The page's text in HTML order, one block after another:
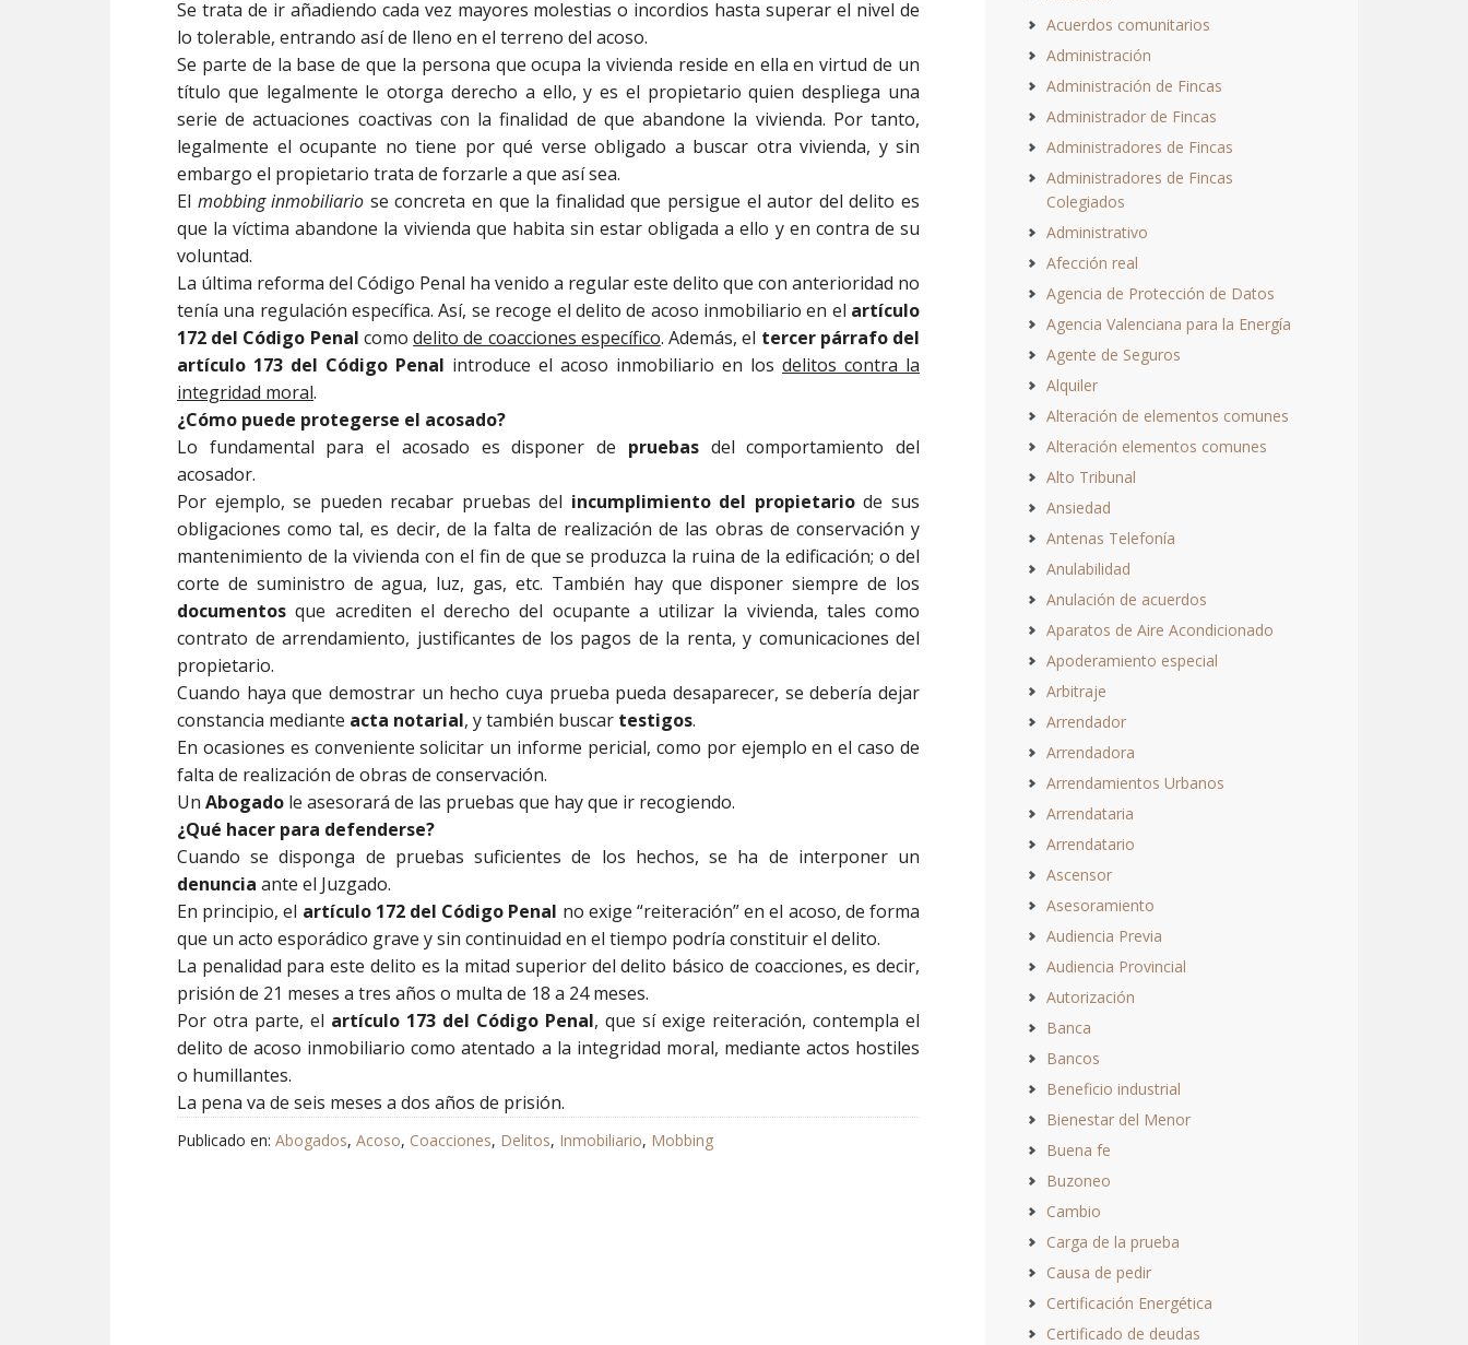
Se trata de ir añadiendo cada vez mayores molestias o incordios hasta superar el nivel de
lo tolerable, entrando así de lleno en el terreno del acoso.
Se parte de la base de que la persona que ocupa la vivienda reside en ella en virtud de un
título que legalmente le otorga derecho a ello, y es el propietario quien despliega una
serie de actuaciones coactivas con la finalidad de que abandone la vivienda. Por tanto,
legalmente el ocupante no tiene por qué verse obligado a buscar otra vivienda, y sin
embargo el propietario trata de forzarle a que así sea.
El mobbing inmobiliario se concreta en que la finalidad que persigue el autor del delito es
que la víctima abandone la vivienda que habita sin estar obligada a ello y en contra de su
voluntad.
La última reforma del Código Penal ha venido a regular este delito que con anterioridad no
tenía una regulación específica. Así, se recoge el delito de acoso inmobiliario en el artículo
172 del Código Penal comodelito de coacciones específico. Además, el tercer párrafo del
artículo 173 del Código Penal introduce el acoso inmobiliario en los delitos contra la
integridad moral.
¿Cómo puede protegerse el acosado?
Lo fundamental para el acosado es disponer de pruebasdel comportamiento del
acosador.
Por ejemplo, se pueden recabar pruebas del incumplimiento del propietariode sus
obligaciones como tal, es decir, de la falta de realización de las obras de conservación y
mantenimiento de la vivienda con el fin de que se produzca la ruina de la edificación; o del
corte de suministro de agua, luz, gas, etc. También hay que disponer siempre de los
documentos que acrediten el derecho del ocupante a utilizar la vivienda, tales como
contrato de arrendamiento, justificantes de los pagos de la renta, y comunicaciones del
propietario.
Cuando haya que demostrar un hecho cuya prueba pueda desaparecer, se debería dejar
constancia mediante acta notarial, y también buscar testigos.
En ocasiones es conveniente solicitar un informe pericial, como por ejemplo en el caso de
falta de realización de obras de conservación.
Un Abogado le asesorará de las pruebas que hay que ir recogiendo.
¿Qué hacer para defenderse?
Cuando se disponga de pruebas suficientes de los hechos, se ha de interponer un
denuncia ante el Juzgado.
En principio, el artículo 172 del Código Penal no exige “reiteración” en el acoso, de forma
que un acto esporádico grave y sin continuidad en el tiempo podría constituir el delito.
La penalidad para este delito es la mitad superior del delito básico de coacciones, es decir,
prisión de 21 meses a tres años o multa de 18 a 24 meses.
Por otra parte, el artículo 173 del Código Penal, que sí exige reiteración, contempla el
delito de acoso inmobiliario como atentado a la integridad moral, mediante actos hostiles
o humillantes.
La pena va de seis meses a dos años de prisión.
Publicado en: Abogados, Acoso, Coacciones, Delitos, Inmobiliario, Mobbing
Acuerdos comunitarios
Administración
Administración de Fincas
Administrador de Fincas
Administradores de Fincas
Administradores de Fincas
Colegiados
Administrativo
Afección real
Agencia de Protección de Datos
Agencia Valenciana para la Energía
Agente de Seguros
Alquiler
Alteración de elementos comunes
Alteración elementos comunes
Alto Tribunal
Ansiedad
Antenas Telefonía
Anulabilidad
Anulación de acuerdos
Aparatos de Aire Acondicionado
Apoderamiento especial
Arbitraje
Arrendador
Arrendadora
Arrendamientos Urbanos
Arrendataria
Arrendatario
Ascensor
Asesoramiento
Audiencia Previa
Audiencia Provincial
Autorización
Banca
Bancos
Beneficio industrial
Bienestar del Menor
Buena fe
Buzoneo
Cambio
Carga de la prueba
Causa de pedir
Certificación Energética
Certificado de deudas